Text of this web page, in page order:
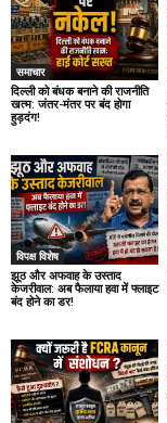
समाचार
दिल्ली को बंधक बनाने की राजनीति
खत्म: जंतर-मंतर पर बंद होगा
हुड़दंग!
विपक्ष विशेष
झूठ और अफवाह के उस्ताद
केजरीवाल: अब फैलाया हवा में फ्लाइट
बंद होने का डर!